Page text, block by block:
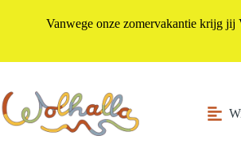
de
inhoud
Vanwege onze zomervakantie krijg